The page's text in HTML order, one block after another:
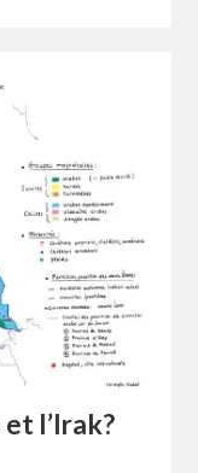
l’Irak?